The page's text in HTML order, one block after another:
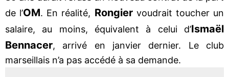
de l’OM. En réalité, Rongiervoudrait toucher un
salaire, au moins, équivalent à celui d’Ismaël
Bennacer, arrivé en janvier dernier. Le club
marseillais n’a pas accédé à sa demande.